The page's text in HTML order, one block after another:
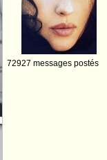
72927 messages postés